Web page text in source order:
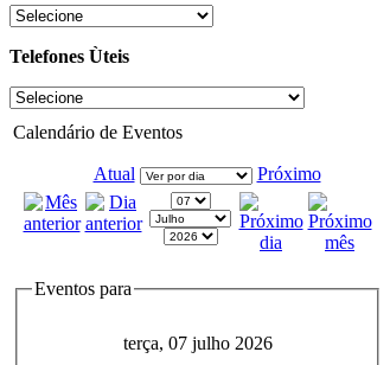
Telefones Ùteis
Calendário de Eventos
Atual Próximo
Eventos para
terça, 07 julho 2026